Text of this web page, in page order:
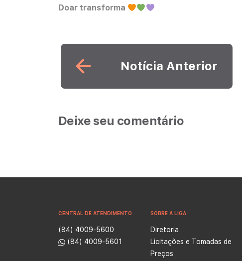
Doar transforma
Leia mais
Notícia Anterior
Deixe seu comentário
CENTRAL DE ATENDIMENTO
(84) 4009-5600
(84) 4009-5601
SOBRE A LIGA
Diretoria
Licitações e Tomadas de
Preços